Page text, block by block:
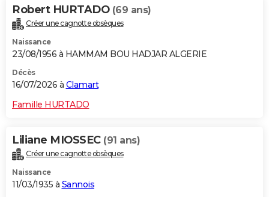
Robert HURTADO (69 ans)
Créer une cagnotte obsèques
Naissance
23/08/1956 à HAMMAM BOU HADJAR ALGERIE
Décès
16/07/2026 à Clamart
Famille HURTADO
Liliane MIOSSEC (91 ans)
Créer une cagnotte obsèques
Naissance
11/03/1935 à Sannois